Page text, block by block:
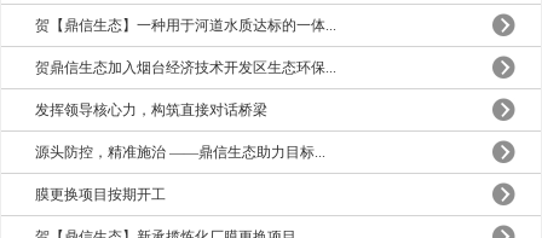
贺【鼎信生态】一种用于河道水质达标的一体...
贺鼎信生态加入烟台经济技术开发区生态环保...
发挥领导核心力，构筑直接对话桥梁
源头防控，精准施治 ——鼎信生态助力目标...
膜更换项目按期开工